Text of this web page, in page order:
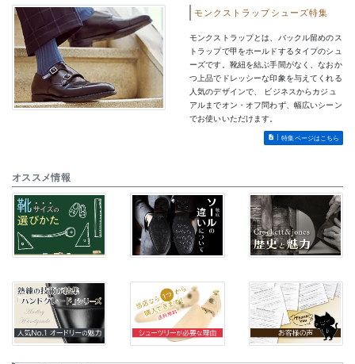
モンクストラップシューズ特集
モンクストラップとは、バックル留めのス
トラップで甲をホールドするタイプのシュ
ーズです。靴紐を結ぶ手間がなく、なおか
つ上品でドレッシーな印象を与えてくれる
人気のデザインで、 ビジネスからカジュ
アルまでオン・オフ問わず、幅広いシーン
でお使いいただけます。
特集ページはこちら
オススメ情報